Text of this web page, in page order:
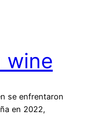
wine
se enfrentaron
en 2022,